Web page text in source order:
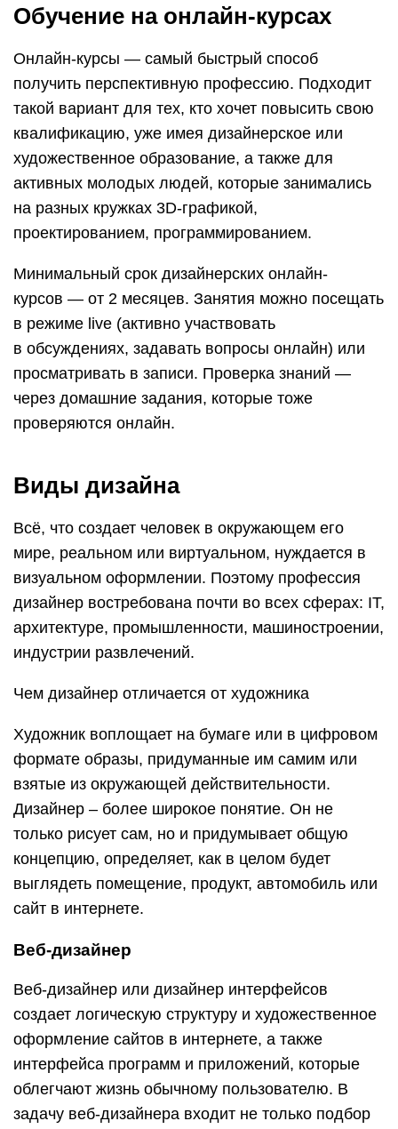
Обучение на онлайн-курсах
Онлайн-курсы — самый быстрый способ
получить перспективную профессию. Подходит
такой вариант для тех, кто хочет повысить свою
квалификацию, уже имея дизайнерское или
художественное образование, а также для
активных молодых людей, которые занимались
на разных кружках 3D-графикой,
проектированием, программированием.
Минимальный срок дизайнерских онлайн-
курсов — от 2 месяцев. Занятия можно посещать
в режиме live (активно участвовать
в обсуждениях, задавать вопросы онлайн) или
просматривать в записи. Проверка знаний —
через домашние задания, которые тоже
проверяются онлайн.
Виды дизайна
Всё, что создает человек в окружающем его
мире, реальном или виртуальном, нуждается в
визуальном оформлении. Поэтому профессия
дизайнер востребована почти во всех сферах: IT,
архитектуре, промышленности, машиностроении,
индустрии развлечений.
Чем дизайнер отличается от художника
Художник воплощает на бумаге или в цифровом
формате образы, придуманные им самим или
взятые из окружающей действительности.
Дизайнер – более широкое понятие. Он не
только рисует сам, но и придумывает общую
концепцию, определяет, как в целом будет
выглядеть помещение, продукт, автомобиль или
сайт в интернете.
Веб-дизайнер
Веб-дизайнер или дизайнер интерфейсов
создает логическую структуру и художественное
оформление сайтов в интернете, а также
интерфейса программ и приложений, которые
облегчают жизнь обычному пользователю. В
задачу веб-дизайнера входит не только подбор